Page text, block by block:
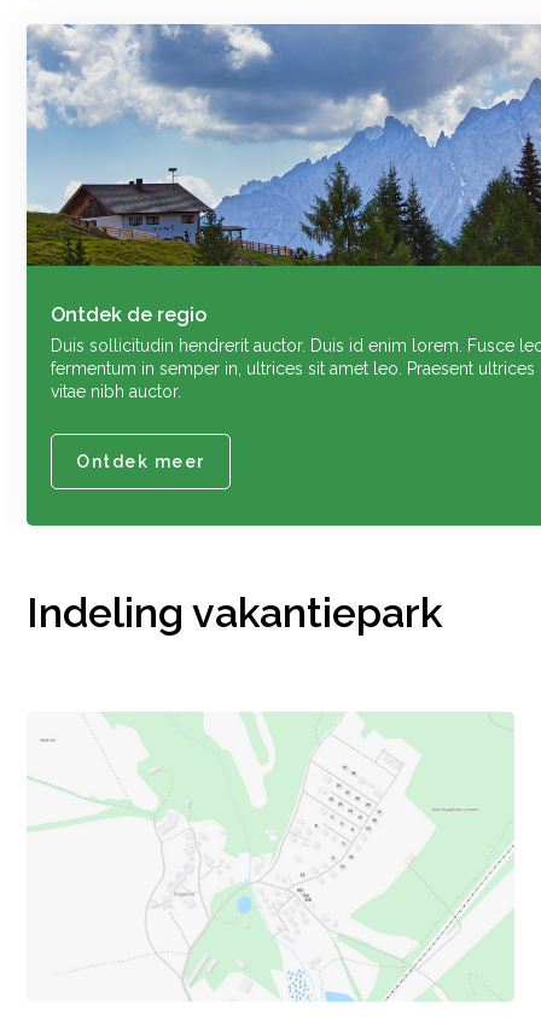
Ontdek de regio
Duis sollicitudin hendrerit auctor. Duis id enim lorem. Fusce
fermentum in semper in, ultrices sit amet leo. Praesent ultrices
vitae nibh auctor.
Ontdek meer
Indeling vakantiepark